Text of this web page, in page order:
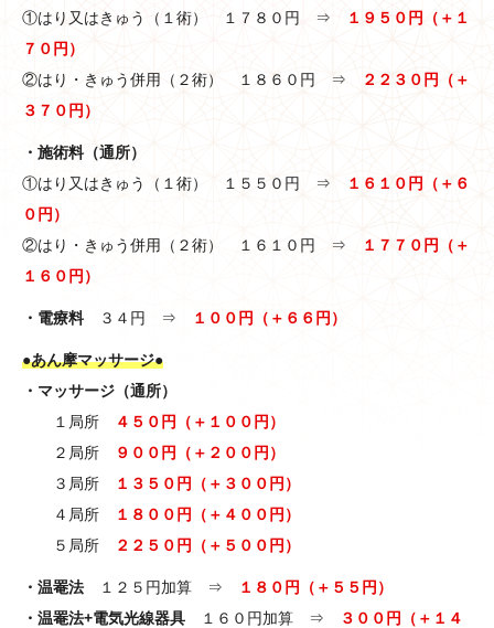
①はり又はきゅう（１術） １７８０円 ⇒
１９５０円（＋１
７０円）
②はり・きゅう併用（２術） １８６０円 ⇒
２２３０円（＋
３７０円）
・施術料（通所）
①はり又はきゅう（１術） １５５０円 ⇒
１６１０円（＋６
０円）
②はり・きゅう併用（２術） １６１０円 ⇒
１７７０円（＋
１６０円）
・電療料３４円 ⇒ １００円（＋６６円）
●あん摩マッサージ●
・マッサージ（通所）
１局所
４５０円（＋１００円）
２局所
９００円（＋２００円）
３局所
１３５０円（＋３００円）
４局所
１８００円（＋４００円）
５局所
２２５０円（＋５００円）
・温罨法 １２５円加算 ⇒
１８０円（＋５５円）
・温罨法+電気光線器具 １６０円加算 ⇒
３００円（＋１４